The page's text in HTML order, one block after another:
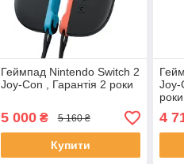
Геймпад Nintendo Switch 2
Joy-Con , Гарантія 2 роки
5 000₴ 5 160 ₴
Купити
Joy-
роки
4